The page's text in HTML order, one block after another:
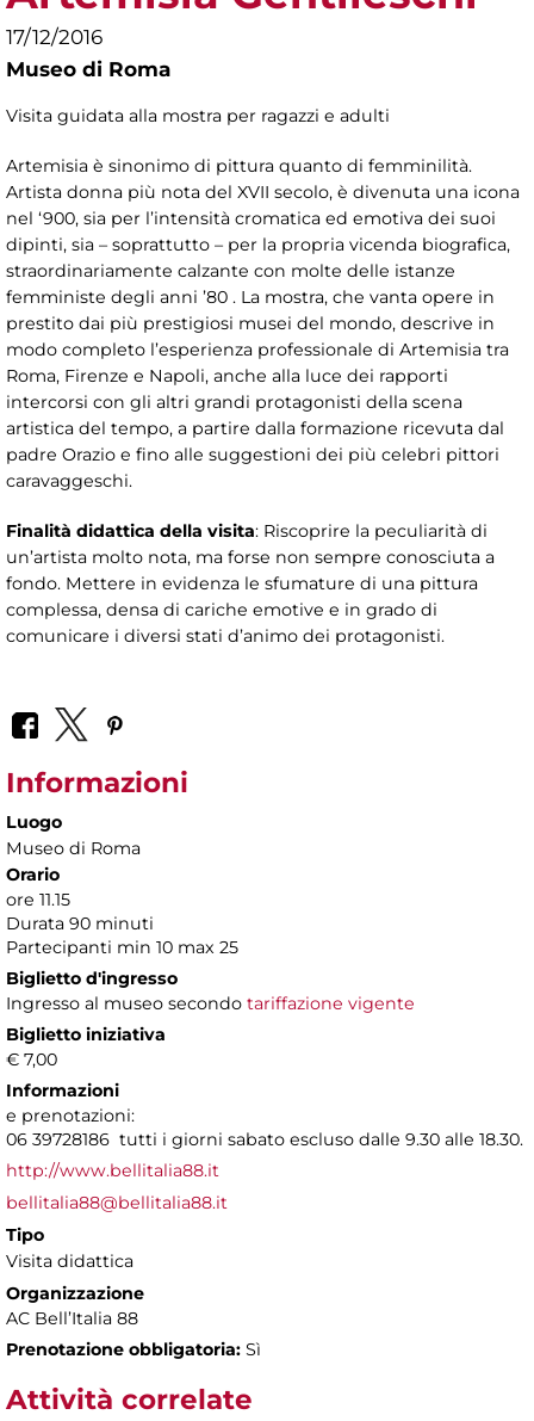
17/12/2016
Museo di Roma
Visita guidata alla mostra per ragazzi e adulti
Artemisia è sinonimo di pittura quanto di femminilità.
Artista donna più nota del XVII secolo, è divenuta una icona
nel ‘900, sia per l’intensità cromatica ed emotiva dei suoi
dipinti, sia – soprattutto – per la propria vicenda biografica,
straordinariamente calzante con molte delle istanze
femministe degli anni ’80 . La mostra, che vanta opere in
prestito dai più prestigiosi musei del mondo, descrive in
modo completo l’esperienza professionale di Artemisia tra
Roma, Firenze e Napoli, anche alla luce dei rapporti
intercorsi con gli altri grandi protagonisti della scena
artistica del tempo, a partire dalla formazione ricevuta dal
padre Orazio e fino alle suggestioni dei più celebri pittori
caravaggeschi.
Finalità didattica della visita: Riscoprire la peculiarità di
un’artista molto nota, ma forse non sempre conosciuta a
fondo. Mettere in evidenza le sfumature di una pittura
complessa, densa di cariche emotive e in grado di
comunicare i diversi stati d’animo dei protagonisti.
Informazioni
Luogo
Museo di Roma
Orario
ore 11.15
Durata 90 minuti
Partecipanti min 10 max 25
Biglietto d'ingresso
Ingresso al museo secondo tariffazione vigente
Biglietto iniziativa
€ 7,00
Informazioni
e prenotazioni:
06 39728186 tutti i giorni sabato escluso dalle 9.30 alle 18.30.
http://www.bellitalia88.it
bellitalia88@bellitalia88.it
Tipo
Visita didattica
Organizzazione
AC Bell’Italia 88
Prenotazione obbligatoria: Sì
Attività correlate